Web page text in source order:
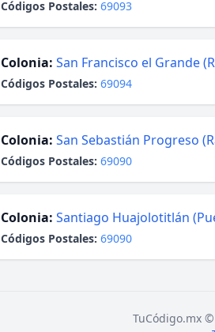
Códigos Postales: 69093
Colonia: San Francisco el Grande
Códigos Postales: 69094
Colonia: San Sebastián Progreso
Códigos Postales: 69090
Colonia: Santiago Huajolotitlán
Códigos Postales: 69090
TuCódigo.mx